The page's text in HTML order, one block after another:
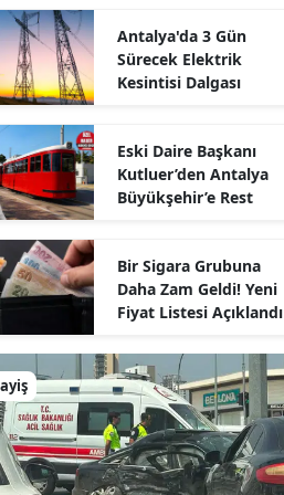
Antalya'da 3 Gün
Sürecek Elektrik
Kesintisi Dalgası
Eski Daire Başkanı
Kutluer’den Antalya
Büyükşehir’e Rest
Bir Sigara Grubuna
Daha Zam Geldi! Yeni
Fiyat Listesi Açıklandı